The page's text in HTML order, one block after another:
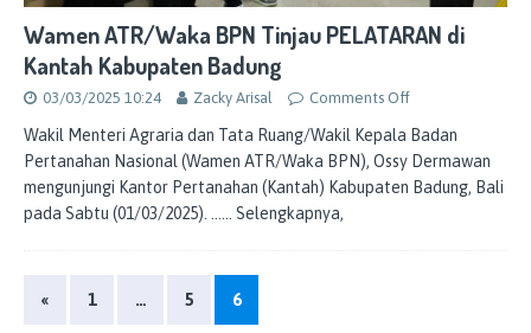
Wamen ATR/Waka BPN Tinjau PELATARAN di
Kantah Kabupaten Badung
03/03/2025 10:24 Zacky Arisal Comments Off
Wakil Menteri Agraria dan Tata Ruang/Wakil Kepala Badan
Pertanahan Nasional (Wamen ATR/Waka BPN), Ossy Dermawan
mengunjungi Kantor Pertanahan (Kantah) Kabupaten Badung, Bali
pada Sabtu (01/03/2025). …… Selengkapnya,
« 1 … 5 6